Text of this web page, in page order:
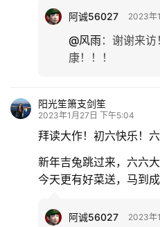
阿诚56027 2023年
@风雨： 谢谢来访
康！！！
阳光笙箫支剑笙
2023年1月27日 下午5:04
拜读大作！初六快乐！
新年吉兔跳过来，六六大
今天更有好菜送，马到成
阿诚56027 2023年